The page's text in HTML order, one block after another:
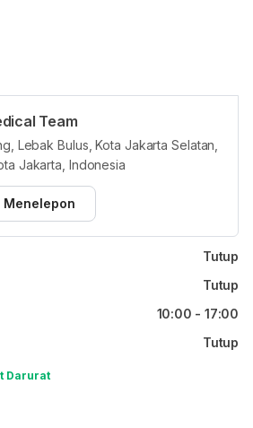
Team
Lebak Bulus, Kota Jakarta Selatan,
Jakarta, Indonesia
Menelepon
Tutup
Tutup
10:00 - 17:00
Tutup
Darurat